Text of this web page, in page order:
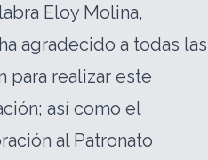
Eloy Molina,
agradecido a todas las
para realizar este
así como el
al Patronato